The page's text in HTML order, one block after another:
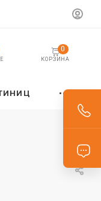
КОРЗИНА
0